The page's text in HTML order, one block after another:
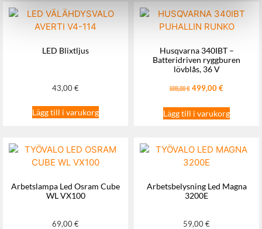
LED Blixtljus
43,00€
Lägg till i varukorg
Husqvarna 340IBT –
Batteridriven ryggburen
lövblås, 36 V
609,00€499,00€
Lägg till i varukorg
Arbetslampa Led Osram Cube
WL VX100
69,00€
Arbetsbelysning Led Magna
3200E
59,00€